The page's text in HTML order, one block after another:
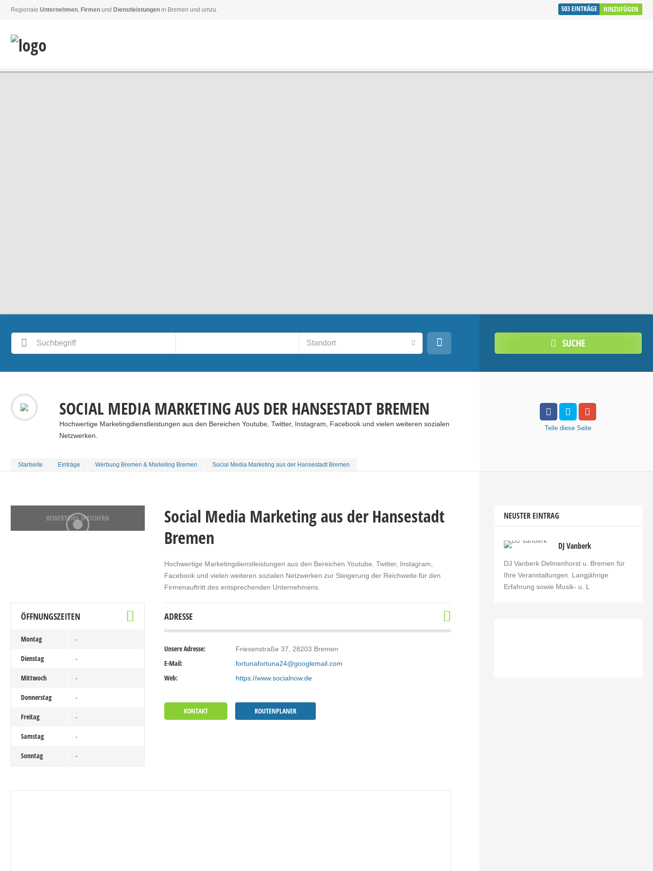
503EINTRÄGE HINZUFÜGEN
Regionale Unternehmen, Firmen und Dienstleistungen in Bremen und umzu.
SUCHE
SOCIAL MEDIA MARKETING AUS DER HANSESTADT BREMEN
Hochwertige Marketingdienstleistungen aus den Bereichen Youtube, Twitter, Instagram, Facebook und vielen weiteren sozialen
Netzwerken.
Startseite Einträge Werbung Bremen & Marketing Bremen Social Media Marketing aus der Hansestadt Bremen
Teile diese Seite
BEWERTUNG SPEICHERN
Social Media Marketing aus der Hansestadt
Bremen
Hochwertige Marketingdienstleistungen aus den Bereichen Youtube, Twitter, Instagram,
Facebook und vielen weiteren sozialen Netzwerken zur Steigerung der Reichweite für den
Firmenauftritt des entsprechenden Unternehmens.
ÖFFNUNGSZEITEN
Montag -
Dienstag -
Mittwoch -
Donnerstag -
Freitag -
Samstag -
Sonntag -
ADRESSE
Unsere Adresse: Friesenstraße 37, 28203 Bremen
E-Mail: fortunafortuna24@googlemail.com
Web: https://www.socialnow.de
KONTAKT ROUTENPLANER
NEUSTER EINTRAG
DJ Vanberk
DJ Vanberk Delmenhorst u. Bremen für
Ihre Veranstaltungen. Langjährige
Erfahrung sowie Musik- u. L